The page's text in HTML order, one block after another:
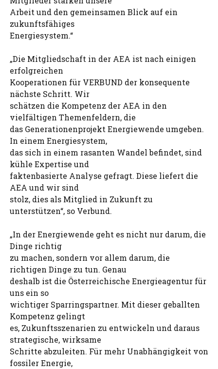
Arbeit und den gemeinsamen Blick auf ein
zukunftsfähiges
Energiesystem.“
„Die Mitgliedschaft in der AEA ist nach einigen
erfolgreichen
Kooperationen für VERBUND der konsequente
nächste Schritt. Wir
schätzen die Kompetenz der AEA in den
vielfältigen Themenfeldern, die
das Generationenprojekt Energiewende umgeben.
In einem Energiesystem,
das sich in einem rasanten Wandel befindet, sind
kühle Expertise und
faktenbasierte Analyse gefragt. Diese liefert die
AEA und wir sind
stolz, dies als Mitglied in Zukunft zu
unterstützen“, so Verbund.
„In der Energiewende geht es nicht nur darum, die
Dinge richtig
zu machen, sondern vor allem darum, die
richtigen Dinge zu tun. Genau
deshalb ist die Österreichische Energieagentur für
uns ein so
wichtiger Sparringspartner. Mit dieser geballten
Kompetenz gelingt
es, Zukunftsszenarien zu entwickeln und daraus
strategische, wirksame
Schritte abzuleiten. Für mehr Unabhängigkeit von
fossiler Energie,